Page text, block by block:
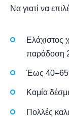
Να γιατί να
Ελάχιστος
παράδοση
Έως
Καμία
Πολλές